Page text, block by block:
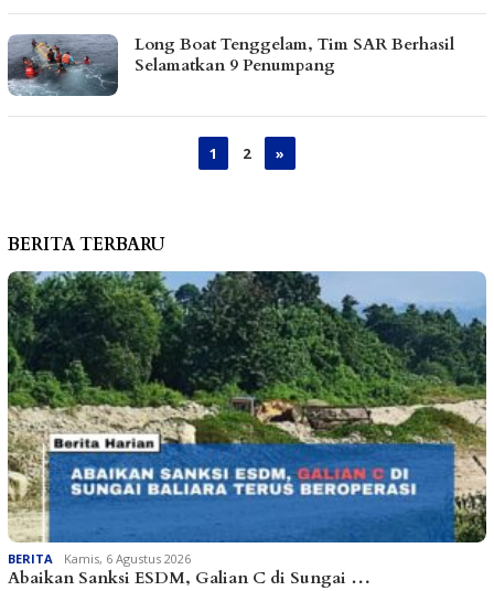
Long Boat Tenggelam, Tim SAR Berhasil
Selamatkan 9 Penumpang
1 2 »
BERITA TERBARU
BERITA Kamis, 6 Agustus 2026
Abaikan Sanksi ESDM, Galian C di Sungai …